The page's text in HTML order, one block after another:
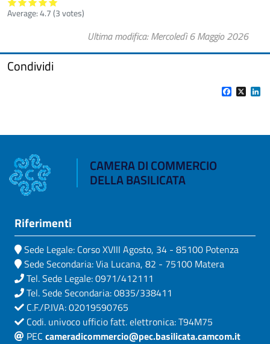
Average:4.7(3votes)
Ultima modifica Mercoledì 6 Maggio 2026
Condividi
Facebook
X
CAMERA DI COMMERCIO
DELLA BASILICATA
Riferimenti
Sede Legale: Corso XVIII Agosto, 34 - 85100 Potenza
Sede Secondaria: Via Lucana, 82 - 75100 Matera
Tel. Sede Legale: 0971/412111
Tel. Sede Secondaria: 0835/338411
C.F./P.IVA: 02019590765
Codi. univoco ufficio fatt. elettronica: T94M75
PEC cameradicommercio@pec.basilicata.camcom.it